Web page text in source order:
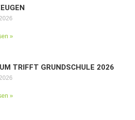
»
TRIFFT GRUNDSCHULE 2026
»